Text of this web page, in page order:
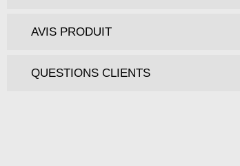
AVIS PRODUIT
QUESTIONS CLIENTS